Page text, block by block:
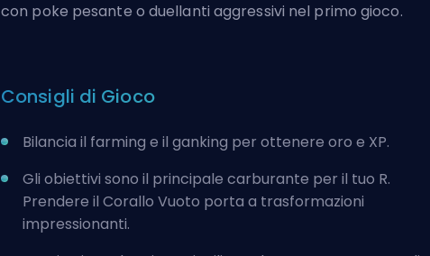
con poke pesante o duellanti aggressivi nel primo gioco.
Consigli di Gioco
Bilancia il farming e il ganking per ottenere oro e XP.
Gli obiettivi sono il principale carburante per il tuo R.
Prendere il Corallo Vuoto porta a trasformazioni
impressionanti.